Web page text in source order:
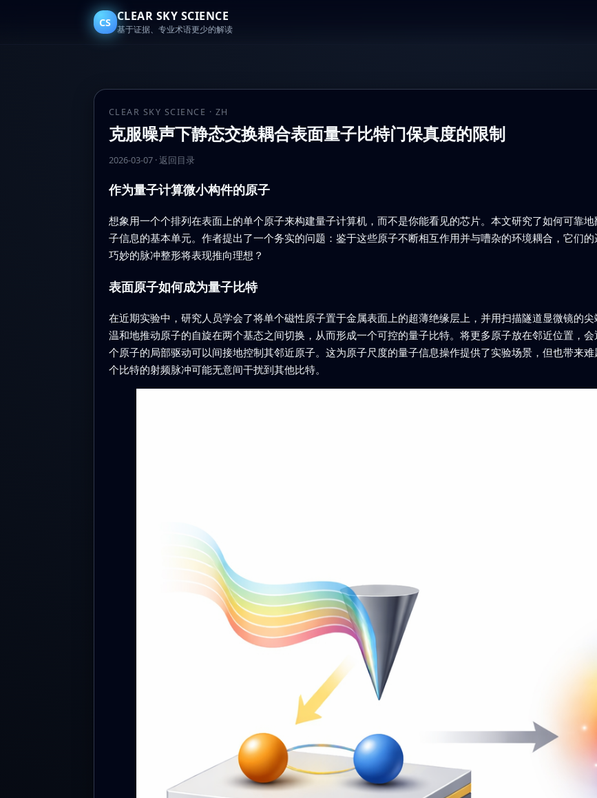
CS CLEAR SKY SCIENCE
基于证据、专业术语更少的解读
CLEAR SKY SCIENCE · ZH
克服噪声下静态交换耦合表面量子比特门保真度的限制
2026-03-07· 返回目录
作为量子计算微小构件的原子
想象用一个个排列在表面上的单个原子来构建量子计算机，而不是你能看见的芯片。本文研究了如何可靠
子信息的基本单元。作者提出了一个务实的问题：鉴于这些原子不断相互作用并与嘈杂的环境耦合，它们
巧妙的脉冲整形将表现推向理想？
表面原子如何成为量子比特
在近期实验中，研究人员学会了将单个磁性原子置于金属表面上的超薄绝缘层上，并用扫描隧道显微镜的
温和地推动原子的自旋在两个基态之间切换，从而形成一个可控的量子比特。将更多原子放在邻近位置，
个原子的局部驱动可以间接地控制其邻近原子。这为原子尺度的量子信息操作提供了实验场景，但也带来
个比特的射频脉冲可能无意间干扰到其他比特。